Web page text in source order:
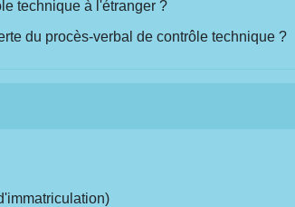
technique à l'étranger ?
du procès-verbal de contrôle technique ?